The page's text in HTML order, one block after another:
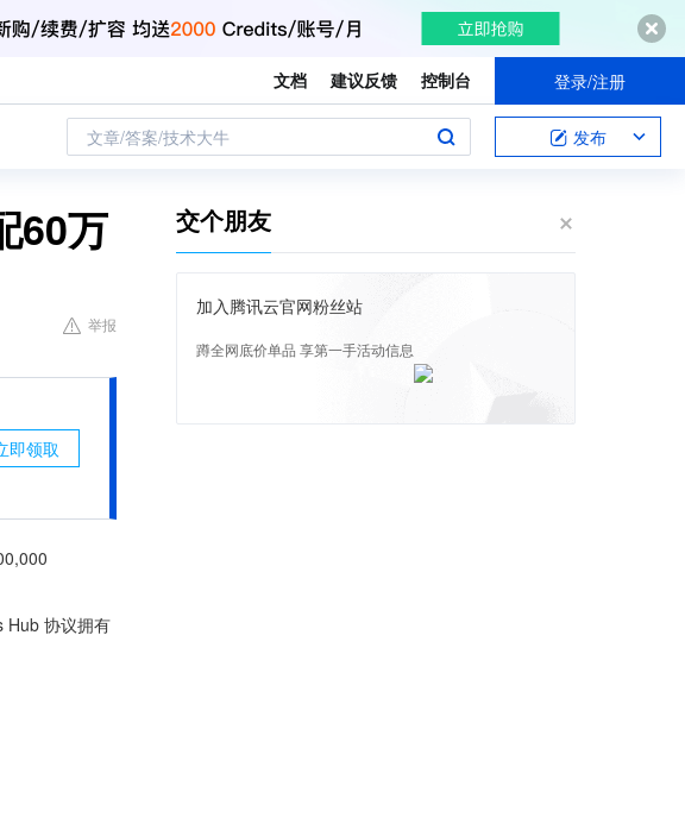
文档 建议反馈 控制台 登录/注册
文章/答案/技术大牛 发布
60万
举报
即领取
Hub 协议拥有
交个朋友
加入腾讯云官网粉丝站
蹲全网底价单品 享第一手活动信息